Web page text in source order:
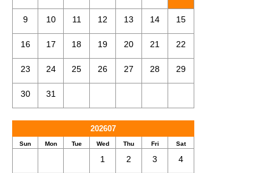
9 10 11 12 13 14 15
16 17 18 19 20 21 22
23 24 25 26 27 28 29
30 31
202607
Sun Mon Tue Wed Thu Fri Sat
1 2 3 4